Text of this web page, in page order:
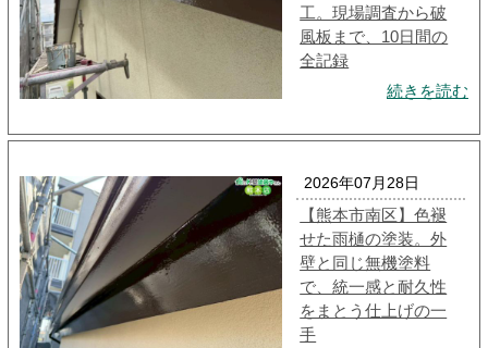
工。現場調査から破
風板まで、10日間の
全記録
続きを読む
2026年07月28日
【熊本市南区】色褪
せた雨樋の塗装。外
壁と同じ無機塗料
で、統一感と耐久性
をまとう仕上げの一
手